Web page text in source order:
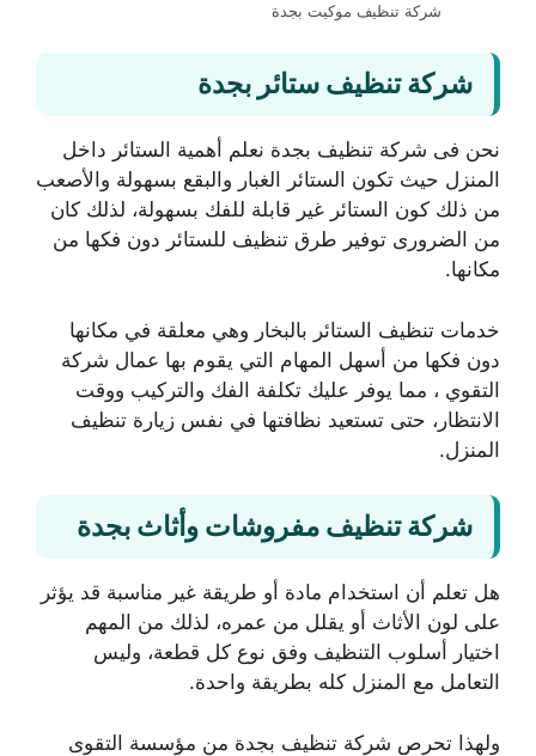
شركة تنظيف موكيت بجدة
شركة تنظيف ستائر بجدة
نحن فى شركة تنظيف بجدة نعلم أهمية الستائر داخل
المنزل حيث تكون الستائر الغبار والبقع بسهولة والأصعب
من ذلك كون الستائر غير قابلة للفك بسهولة، لذلك كان
من الضرورى توفير طرق تنظيف للستائر دون فكها من
مكانها.
خدمات تنظيف الستائر بالبخار وهي معلقة في مكانها
دون فكها من أسهل المهام التي يقوم بها عمال شركة
التقوي ، مما يوفر عليك تكلفة الفك والتركيب ووقت
الانتظار، حتى تستعيد نظافتها في نفس زيارة تنظيف
المنزل.
شركة تنظيف مفروشات وأثاث بجدة
هل تعلم أن استخدام مادة أو طريقة غير مناسبة قد يؤثر
على لون الأثاث أو يقلل من عمره، لذلك من المهم
اختيار أسلوب التنظيف وفق نوع كل قطعة، وليس
التعامل مع المنزل كله بطريقة واحدة.
ولهذا تحرص شركة تنظيف بجدة من مؤسسة التقوى